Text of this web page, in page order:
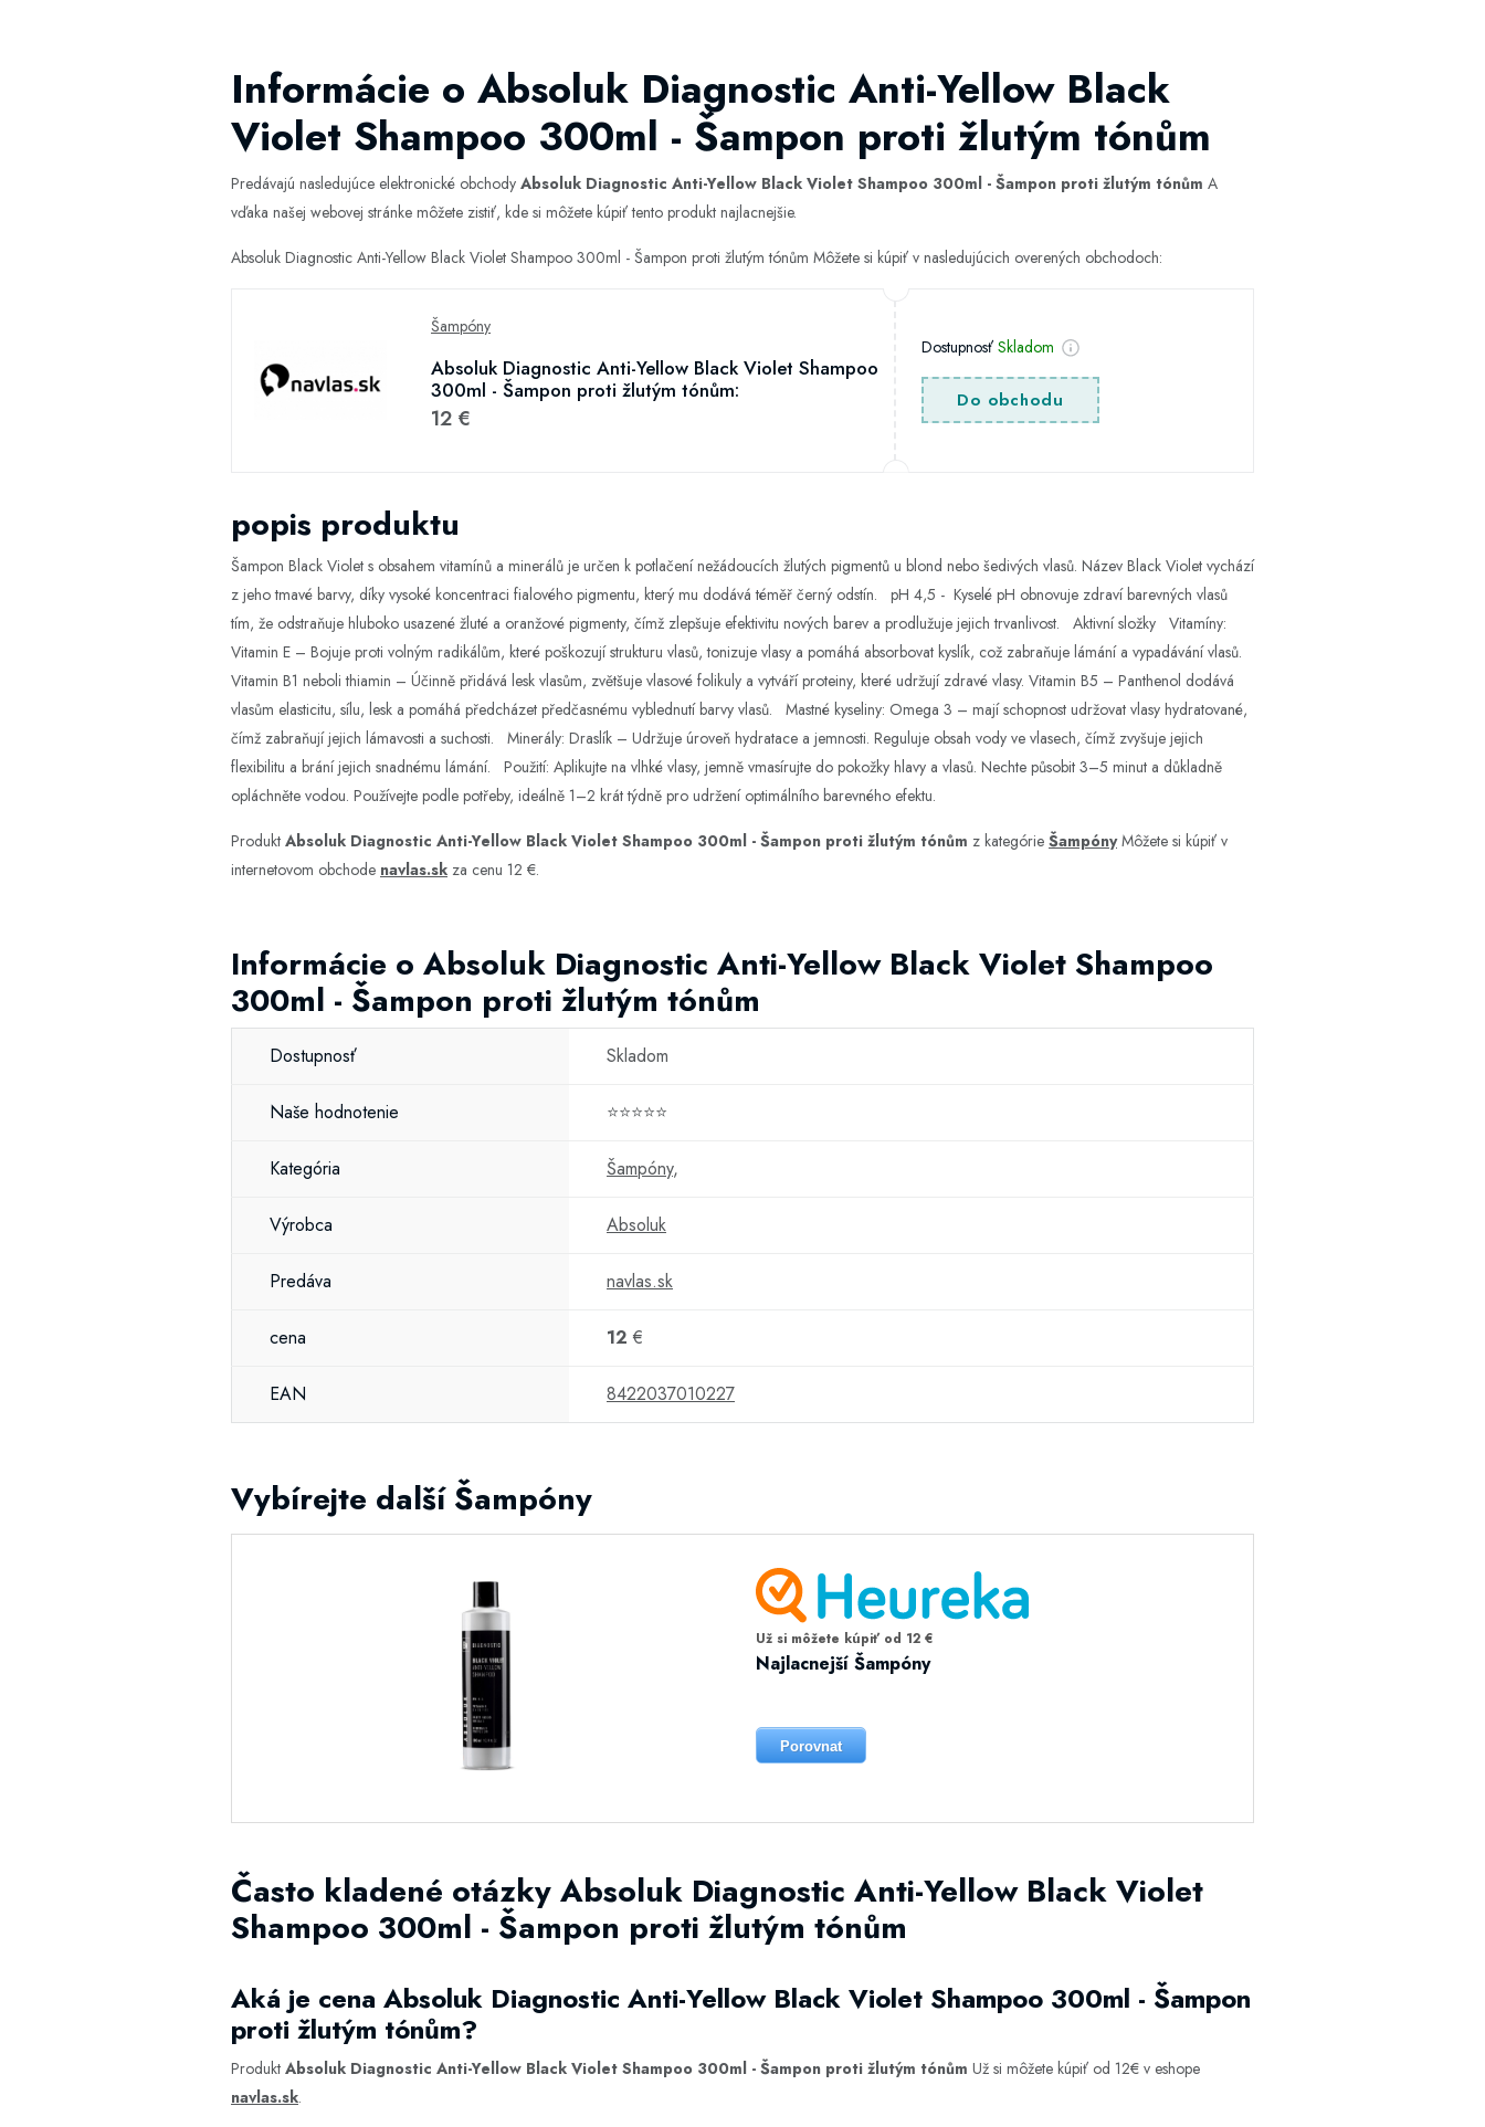
Informácie o Absoluk Diagnostic Anti-Yellow Black
Violet Shampoo 300ml - Šampon proti žlutým tónům
Predávajú nasledujúce elektronické obchody Absoluk Diagnostic Anti-Yellow Black Violet Shampoo 300ml - Šampon proti žlutým tónům A
vďaka našej webovej stránke môžete zistiť, kde si môžete kúpiť tento produkt najlacnejšie.
Absoluk Diagnostic Anti-Yellow Black Violet Shampoo 300ml - Šampon proti žlutým tónům Môžete si kúpiť v nasledujúcich overených obchodoch:
Šampóny
Absoluk Diagnostic Anti-Yellow Black Violet Shampoo
300ml - Šampon proti žlutým tónům:
12 €
DostupnosťSkladom
Do obchodu
popis produktu
Šampon Black Violet s obsahem vitamínů a minerálů je určen k potlačení nežádoucích žlutých pigmentů u blond nebo šedivých vlasů. Název Black Violet vychází
z jeho tmavé barvy, díky vysoké koncentraci fialového pigmentu, který mu dodává téměř černý odstín. pH 4,5 - Kyselé pH obnovuje zdraví barevných vlasů
tím, že odstraňuje hluboko usazené žluté a oranžové pigmenty, čímž zlepšuje efektivitu nových barev a prodlužuje jejich trvanlivost. Aktivní složky Vitamíny:
Vitamin E – Bojuje proti volným radikálům, které poškozují strukturu vlasů, tonizuje vlasy a pomáhá absorbovat kyslík, což zabraňuje lámání a vypadávání vlasů.
Vitamin B1 neboli thiamin – Účinně přidává lesk vlasům, zvětšuje vlasové folikuly a vytváří proteiny, které udržují zdravé vlasy. Vitamin B5 – Panthenol dodává
vlasům elasticitu, sílu, lesk a pomáhá předcházet předčasnému vyblednutí barvy vlasů. Mastné kyseliny: Omega 3 – mají schopnost udržovat vlasy hydratované,
čímž zabraňují jejich lámavosti a suchosti. Minerály: Draslík – Udržuje úroveň hydratace a jemnosti. Reguluje obsah vody ve vlasech, čímž zvyšuje jejich
flexibilitu a brání jejich snadnému lámání. Použití: Aplikujte na vlhké vlasy, jemně vmasírujte do pokožky hlavy a vlasů. Nechte působit 3–5 minut a důkladně
opláchněte vodou. Používejte podle potřeby, ideálně 1–2 krát týdně pro udržení optimálního barevného efektu.
Produkt Absoluk Diagnostic Anti-Yellow Black Violet Shampoo 300ml - Šampon proti žlutým tónům z kategórie ŠampónyMôžete si kúpiť v
internetovom obchode navlas.sk za cenu 12 €.
Informácie o Absoluk Diagnostic Anti-Yellow Black Violet Shampoo
300ml - Šampon proti žlutým tónům
Dostupnosť Skladom
Naše hodnotenie ⭐⭐⭐⭐⭐
Kategória Šampóny,
Výrobca Absoluk
Predáva navlas.sk
cena 12 €
EAN 8422037010227
Vybírejte další Šampóny
Už si môžete kúpiť od 12 €
Najlacnejší Šampóny
Porovnat
Často kladené otázky Absoluk Diagnostic Anti-Yellow Black Violet
Shampoo 300ml - Šampon proti žlutým tónům
Aká je cena Absoluk Diagnostic Anti-Yellow Black Violet Shampoo 300ml - Šampon
proti žlutým tónům?
Produkt Absoluk Diagnostic Anti-Yellow Black Violet Shampoo 300ml - Šampon proti žlutým tónům Už si môžete kúpiť od 12€ v eshope
navlas.sk.